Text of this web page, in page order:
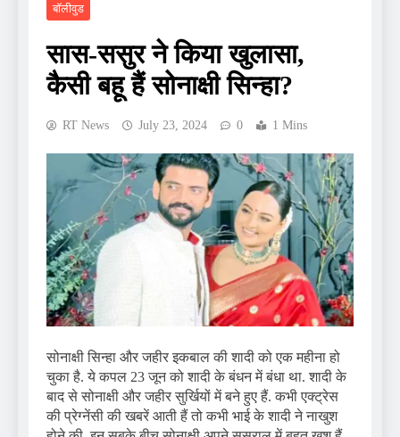
बॉलीवुड
सास-ससुर ने किया खुलासा,
कैसी बहू हैं सोनाक्षी सिन्हा?
RT News July 23, 2024 0 1 Mins
सोनाक्षी सिन्हा और जहीर इकबाल की शादी को एक महीना हो
चुका है. ये कपल 23 जून को शादी के बंधन में बंधा था. शादी के
बाद से सोनाक्षी और जहीर सुर्खियों में बने हुए हैं. कभी एक्ट्रेस
की प्रेग्नेंसी की खबरें आती हैं तो कभी भाई के शादी ने नाखुश